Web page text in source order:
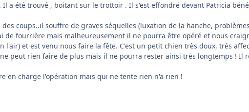
a été trouvé , boitant sur le trottoir . Il s'est effondré devant Patricia
coups..il souffre de graves séquelles (luxation de la hanche,
fourrière mais malheureusement il ne pourra être opéré et nous
l'air) et est venu nous faire la fête. C'est un petit chien très doux, très
peut rien faire de plus mais il ne pourra rester ainsi très longtemps ! Il
en charge l'opération mais qui ne tente rien n'a rien !